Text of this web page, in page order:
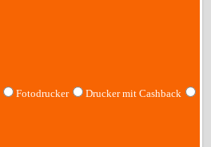
Fotodrucker
Drucker mit Cashback